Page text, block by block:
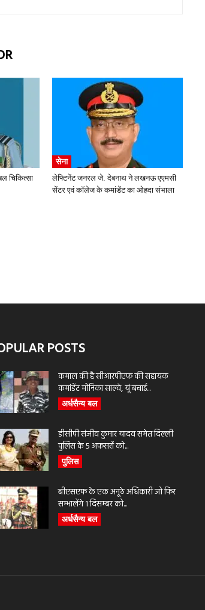
चिकित्सा
सेना
लेफ्टिनेंट जनरल जे. देबनाथ ने लखनऊ एएमसी
सेंटर एवं कॉलेज के कमांडेंट का ओहदा संभाला
POSTS
कमाल की है सीआरपीएफ की सहायक
कमांडेंट मोनिका साल्वे, यूं बचाई...
अर्धसैन्य बल
डीसीपी संजीव कुमार यादव समेत दिल्ली
पुलिस के 5 अफसरों को...
पुलिस
बीएसएफ के एक अनूठे अधिकारी जो फिर
सम्भालेंगे 1 दिसम्बर को...
अर्धसैन्य बल